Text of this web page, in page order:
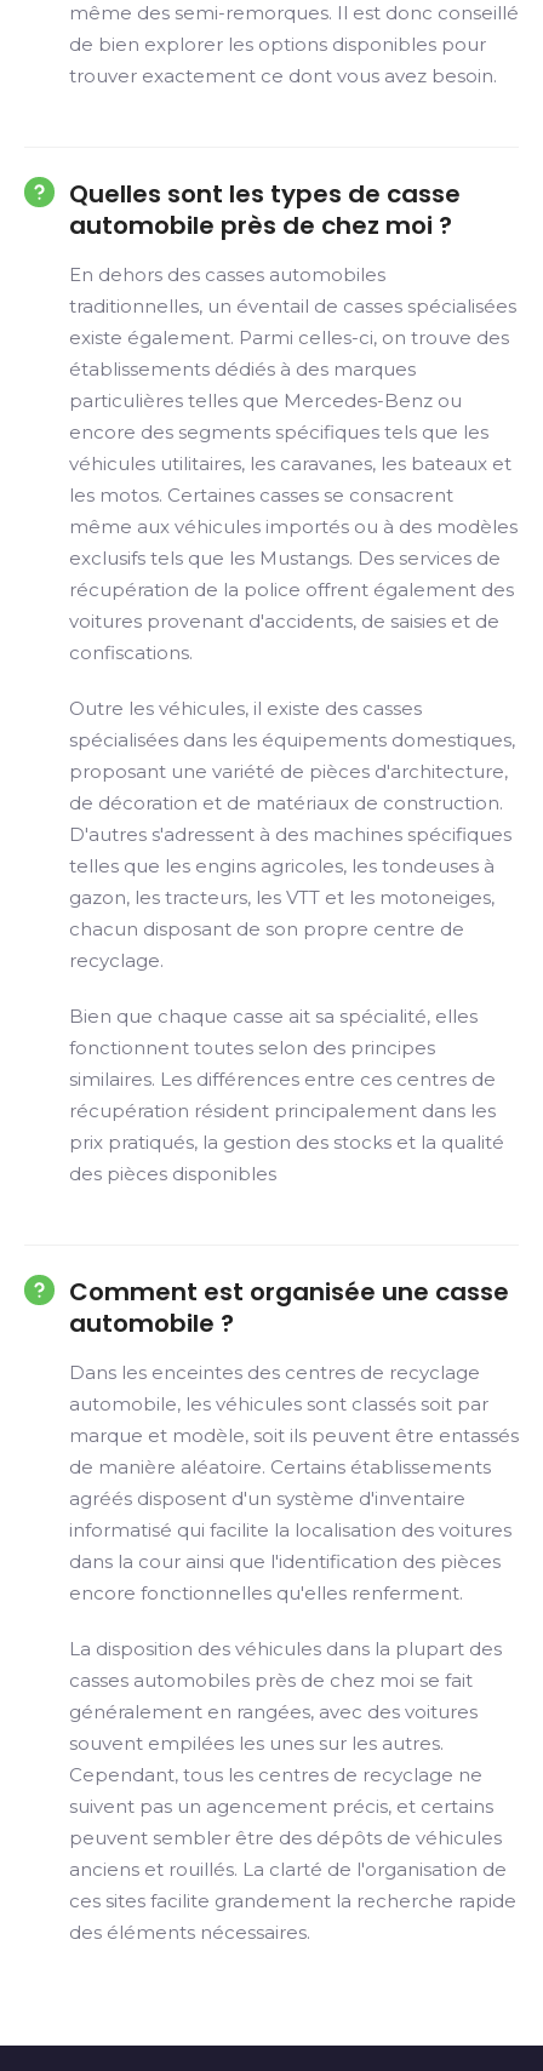
même des semi-remorques. Il est donc conseillé
de bien explorer les options disponibles pour
trouver exactement ce dont vous avez besoin.
Quelles sont les types de casse
automobile près de chez moi ?
En dehors des casses automobiles
traditionnelles, un éventail de casses spécialisées
existe également. Parmi celles-ci, on trouve des
établissements dédiés à des marques
particulières telles que Mercedes-Benz ou
encore des segments spécifiques tels que les
véhicules utilitaires, les caravanes, les bateaux et
les motos. Certaines casses se consacrent
même aux véhicules importés ou à des modèles
exclusifs tels que les Mustangs. Des services de
récupération de la police offrent également des
voitures provenant d'accidents, de saisies et de
confiscations.
Outre les véhicules, il existe des casses
spécialisées dans les équipements domestiques,
proposant une variété de pièces d'architecture,
de décoration et de matériaux de construction.
D'autres s'adressent à des machines spécifiques
telles que les engins agricoles, les tondeuses à
gazon, les tracteurs, les VTT et les motoneiges,
chacun disposant de son propre centre de
recyclage.
Bien que chaque casse ait sa spécialité, elles
fonctionnent toutes selon des principes
similaires. Les différences entre ces centres de
récupération résident principalement dans les
prix pratiqués, la gestion des stocks et la qualité
des pièces disponibles
Comment est organisée une casse
automobile ?
Dans les enceintes des centres de recyclage
automobile, les véhicules sont classés soit par
marque et modèle, soit ils peuvent être entassés
de manière aléatoire. Certains établissements
agréés disposent d'un système d'inventaire
informatisé qui facilite la localisation des voitures
dans la cour ainsi que l'identification des pièces
encore fonctionnelles qu'elles renferment.
La disposition des véhicules dans la plupart des
casses automobiles près de chez moi se fait
généralement en rangées, avec des voitures
souvent empilées les unes sur les autres.
Cependant, tous les centres de recyclage ne
suivent pas un agencement précis, et certains
peuvent sembler être des dépôts de véhicules
anciens et rouillés. La clarté de l'organisation de
ces sites facilite grandement la recherche rapide
des éléments nécessaires.